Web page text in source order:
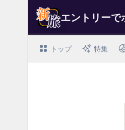
トップ 特集